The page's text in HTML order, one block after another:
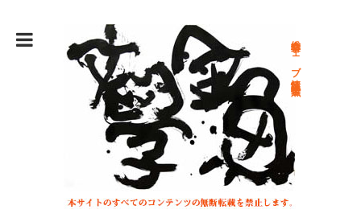
総合文学ウェブ情報誌 文学金魚